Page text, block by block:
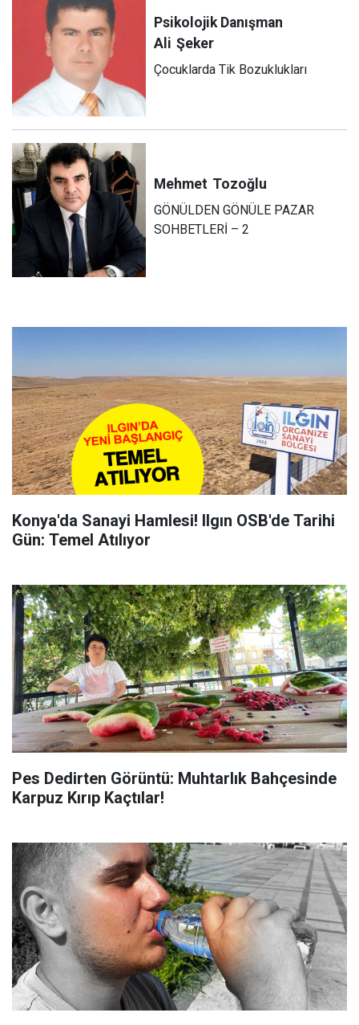
Psikolojik Danışman
Ali Şeker
Çocuklarda Tik Bozuklukları
Mehmet Tozoğlu
GÖNÜLDEN GÖNÜLE PAZAR
SOHBETLERİ – 2
Konya'da Sanayi Hamlesi! Ilgın OSB'de Tarihi
Gün: Temel Atılıyor
Pes Dedirten Görüntü: Muhtarlık Bahçesinde
Karpuz Kırıp Kaçtılar!